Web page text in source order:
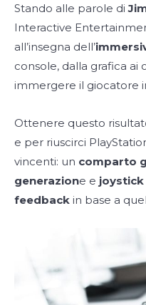
Stando alle parole di
Interactive
all’insegna dell’
console, dalla grafica
immergere il giocatore
Ottenere questo
e per riuscirci
vincenti: un comparto
generazione e joystick
feedback in base a